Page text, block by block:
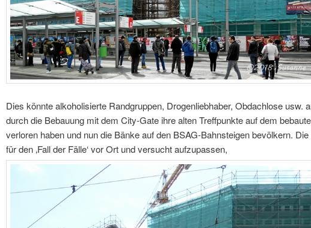
Dies könnte alkoholisierte Randgruppen, Drogenliebhaber, Obdachlose usw.
durch die Bebauung mit dem City-Gate ihre alten Treffpunkte auf dem
verloren haben und nun die Bänke auf den BSAG-Bahnsteigen bevölkern.
für den ‚Fall der Fälle‘ vor Ort und versucht aufzupassen,